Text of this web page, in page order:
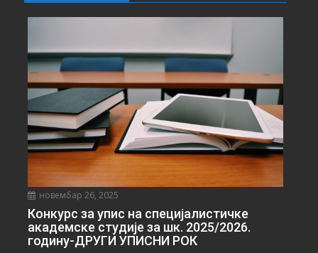
новембар 26, 2025
Конкурс за упис на специјалистичке
академске студије за шк. 2025/2026.
годину-ДРУГИ УПИСНИ РОК